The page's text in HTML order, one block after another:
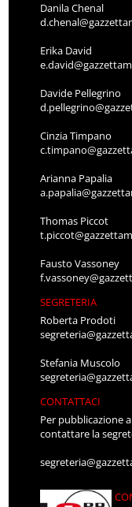
Danila Chenal
Erika David
Davide Pellegrino
Cinzia Timpano
Arianna Papalia
Thomas Piccot
Fausto Vassoney
SEGRETERIA
Roberta Prodoti
Stefania Muscolo
CONTATTACI
Per pubblicazione
contattare la